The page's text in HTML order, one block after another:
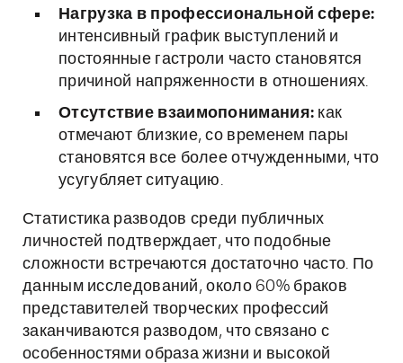
Нагрузка в профессиональной сфере:
интенсивный график выступлений и
постоянные гастроли часто становятся
причиной напряженности в отношениях.
Отсутствие взаимопонимания: как
отмечают близкие, со временем пары
становятся все более отчужденными, что
усугубляет ситуацию.
Статистика разводов среди публичных
личностей подтверждает, что подобные
сложности встречаются достаточно часто. По
данным исследований, около 60% браков
представителей творческих профессий
заканчиваются разводом, что связано с
особенностями образа жизни и высокой